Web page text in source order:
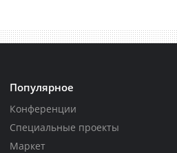
Популярное
Конференции
Специальные проекты
Маркет